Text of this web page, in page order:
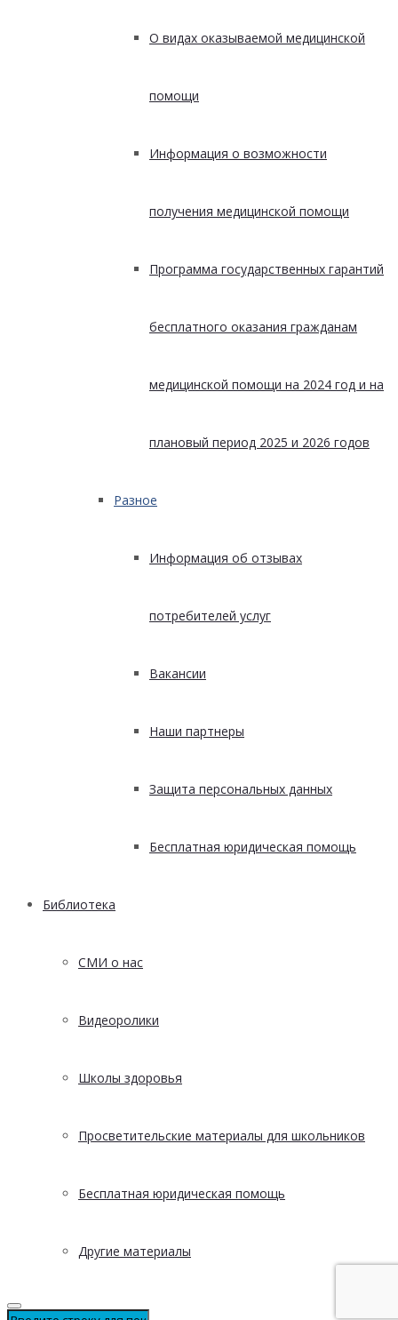
О видах оказываемой медицинской
помощи
Информация о возможности
получения медицинской помощи
Программа государственных гарантий
бесплатного оказания гражданам
медицинской помощи на 2024 год и на
плановый период 2025 и 2026 годов
Разное
Информация об отзывах
потребителей услуг
Вакансии
Наши партнеры
Защита персональных данных
Бесплатная юридическая помощь
Библиотека
СМИ о нас
Видеоролики
Школы здоровья
Просветительские материалы для школьников
Бесплатная юридическая помощь
Другие материалы